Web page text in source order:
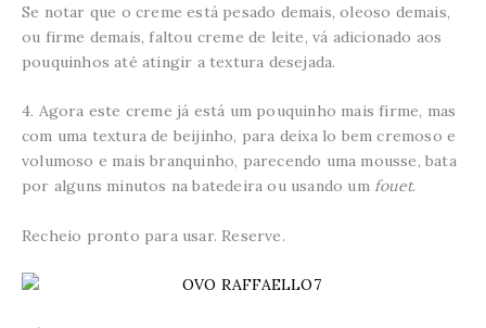
Se notar que o creme está pesado demais, oleoso demais,
ou firme demais, faltou creme de leite, vá adicionado aos
pouquinhos até atingir a textura desejada.
4. Agora este creme já está um pouquinho mais firme, mas
com uma textura de beijinho, para deixa lo bem cremoso e
volumoso e mais branquinho, parecendo uma mousse, bata
por alguns minutos na batedeira ou usando um fouet.
Recheio pronto para usar. Reserve.